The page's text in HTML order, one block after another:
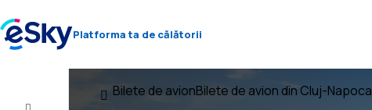
Platforma ta de călătorii
Bilete de avionBilete de avion din Cluj-Napoca